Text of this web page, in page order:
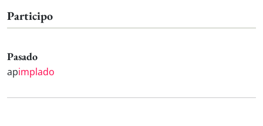
Participo
Pasado
apimplado